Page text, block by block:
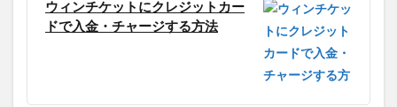
ウィンチケットにクレジットカー
ドで入金・チャージする方法